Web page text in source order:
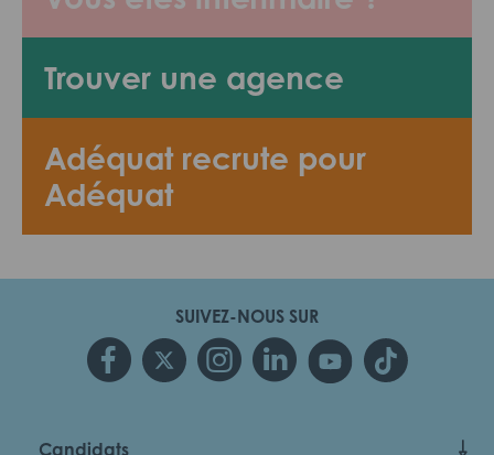
Trouver une agence
Adéquat recrute pour
Adéquat
SUIVEZ-NOUS SUR
Candidats